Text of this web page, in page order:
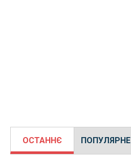
ОСТАННЄ ПОПУЛЯРНЕ